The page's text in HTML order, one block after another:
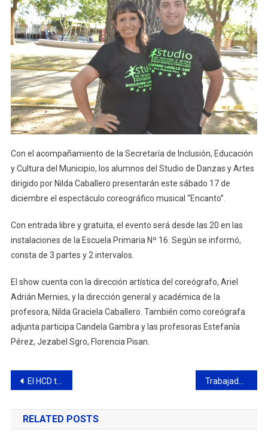
Con el acompañamiento de la Secretaría de Inclusión, Educación
y Cultura del Municipio, los alumnos del Studio de Danzas y Artes
dirigido por Nilda Caballero presentarán este sábado 17 de
diciembre el espectáculo coreográfico musical “Encanto”.
Con entrada libre y gratuita, el evento será desde las 20 en las
instalaciones de la Escuela Primaria Nº 16. Según se informó,
consta de 3 partes y 2 intervalos.
El show cuenta con la dirección artística del coreógrafo, Ariel
Adrián Mernies, y la dirección general y académica de la
profesora, Nilda Graciela Caballero. También como coreógrafa
adjunta participa Candela Gambra y las profesoras Estefanía
Pérez, Jezabel Sgro, Florencia Pisan.
Navegación
de
entradas
El HCD tuvo su primera sesión de prórroga
RELATED POSTS